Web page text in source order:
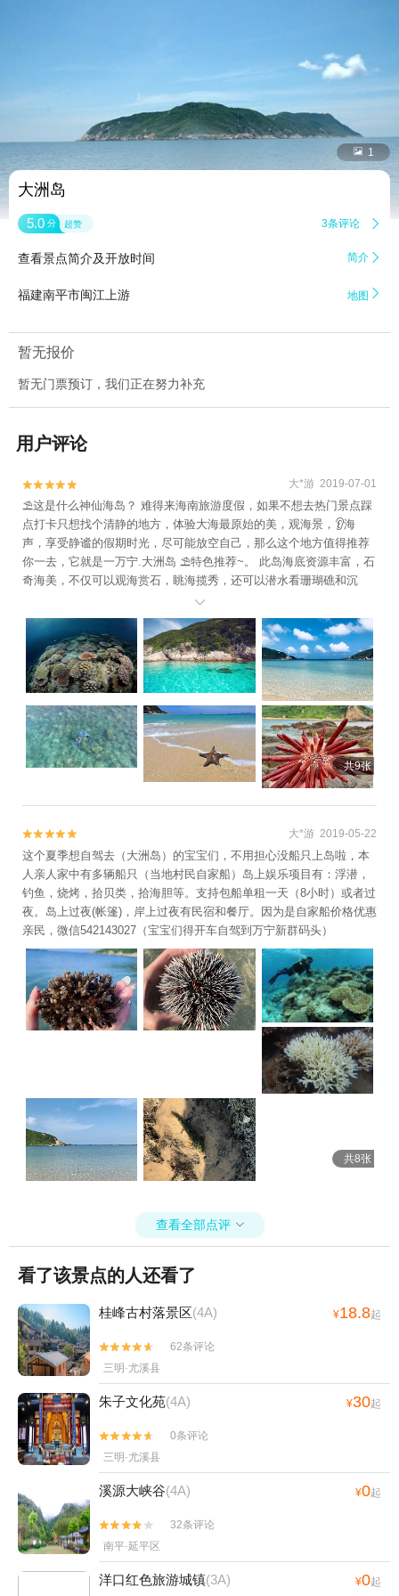
 1
大洲岛
5.0 分 超赞 3条评论 
查看景点简介及开放时间 简介 
福建南平市闽江上游 地图 
暂无报价
暂无门票预订，我们正在努力补充
用户评论

 大*游 2019-07-01
⛱️这是什么神仙海岛？ 难得来海南旅游度假，如果不想去热门景点踩
点打卡只想找个清静的地方，体验大海最原始的美，观海景，👂海
声，享受静谧的假期时光，尽可能放空自己，那么这个地方值得推荐
你一去，它就是一万宁.大洲岛 ⛱️特色推荐~。 此岛海底资源丰富，石
奇海美，不仅可以观海赏石，眺海揽秀，还可以潜水看珊瑚礁和沉
船。海岛周围海域海水清澈，一般水下可看5-10米深，很适合海水下
捕采。 ⛱️我们设备齐全，提供救生衣，潜水镜，潜水鞋，帐篷（可自
带可租）感兴趣的盆友可以微信542143027或联系～～[呲牙]1530****
939

共9张

 大*游 2019-05-22
这个夏季想自驾去（大洲岛）的宝宝们，不用担心没船只上岛啦，本
人亲人家中有多辆船只（当地村民自家船）岛上娱乐项目有：浮潜，
钓鱼，烧烤，拾贝类，拾海胆等。支持包船单租一天（8小时）或者过
夜。岛上过夜(帐篷)，岸上过夜有民宿和餐厅。因为是自家船价格优惠
亲民，微信542143027（宝宝们得开车自驾到万宁新群码头）
共8张
查看全部点评 
看了该景点的人还看了
桂峰古村落景区(4A) ¥18.8起


62条评论
三明·尤溪县
朱子文化苑(4A) ¥30起


0条评论
三明·尤溪县
溪源大峡谷(4A) ¥0起


32条评论
南平·延平区
洋口红色旅游城镇(3A) ¥0起